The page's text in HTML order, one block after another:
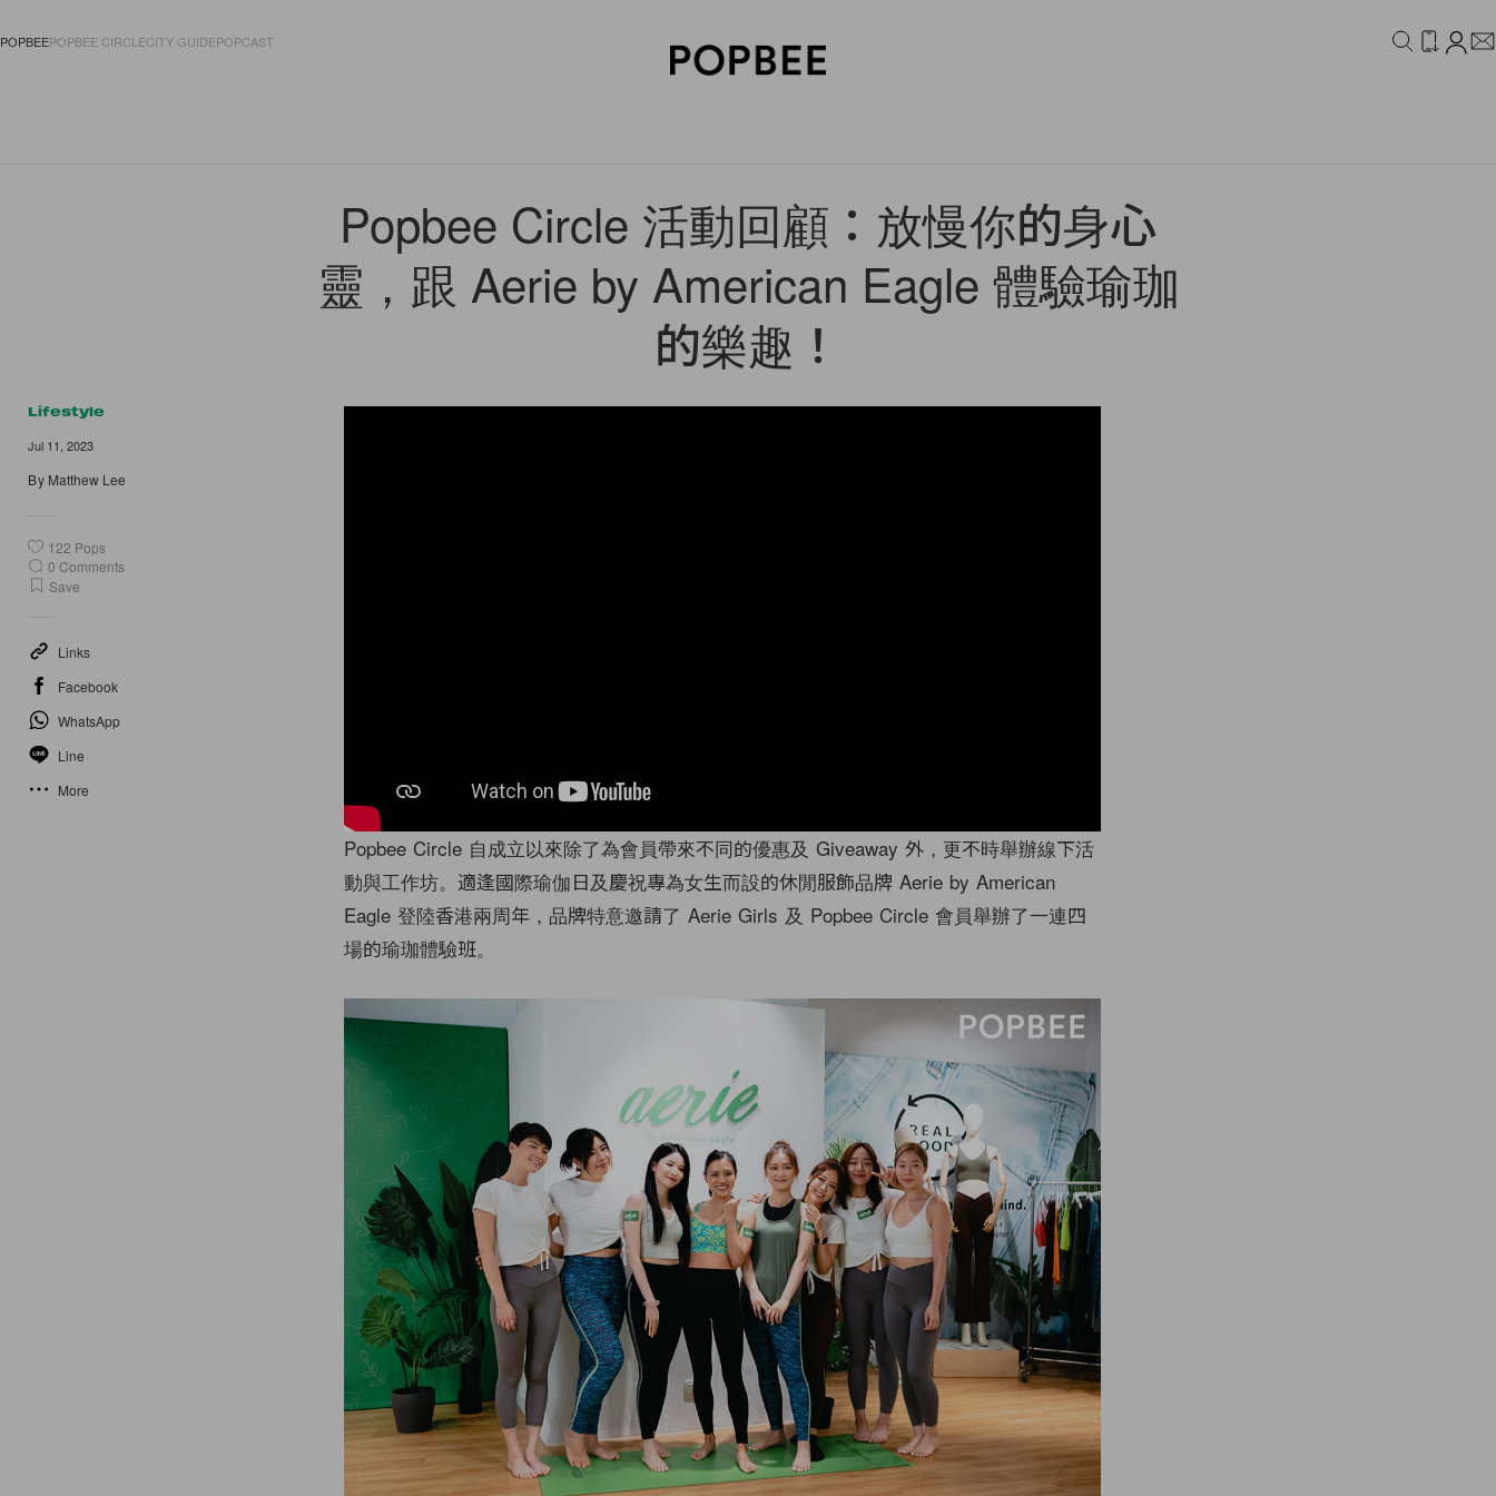
POPBEEPOPBEE CIRCLECITY GUIDEPOPCAST
Popbee Circle 活動回顧：放慢你的身心
靈，跟 Aerie by American Eagle 體驗瑜珈
的樂趣！
Lifestyle
Jul 11, 2023
By Matthew Lee
122 Pops
0 Comments
Save
Links
Facebook
WhatsApp
Line
More
Popbee Circle 自成立以來除了為會員帶來不同的優惠及 Giveaway 外，更不時舉辦線下活
動與工作坊。適逢國際瑜伽日及慶祝專為女生而設的休閒服飾品牌 Aerie by American
Eagle 登陸香港兩周年，品牌特意邀請了 Aerie Girls 及 Popbee Circle 會員舉辦了一連四
場的瑜珈體驗班。